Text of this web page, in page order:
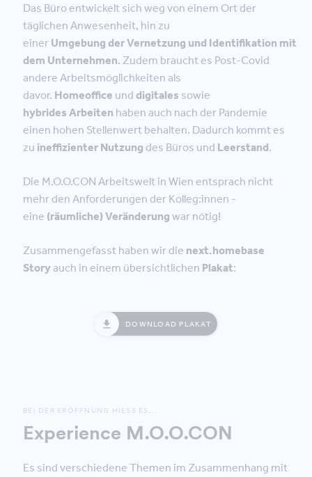
Das Büro entwickelt sich weg von einem Ort der
täglichen Anwesenheit, hin zu
einer Umgebung der Vernetzung und Identifikation mit
dem Unternehmen. Zudem braucht es Post-Covid
andere Arbeitsmöglichkeiten als
davor. Homeoffice und digitales sowie
hybrides Arbeiten haben auch nach der Pandemie
einen hohen Stellenwert behalten. Dadurch kommt es
zu ineffizienter Nutzung des Büros und Leerstand.
Die M.O.O.CON Arbeitswelt in Wien entsprach nicht
mehr den Anforderungen der Kolleg:innen -
eine (räumliche) Veränderung war nötig!
Zusammengefasst haben wir die next.homebase
Storyauch in einem übersichtlichen Plakat:
DOWNLOAD PLAKAT
BEI DER ERÖFFNUNG HIESS ES...
Experience M.O.O.CON
Es sind verschiedene Themen im Zusammenhang mit